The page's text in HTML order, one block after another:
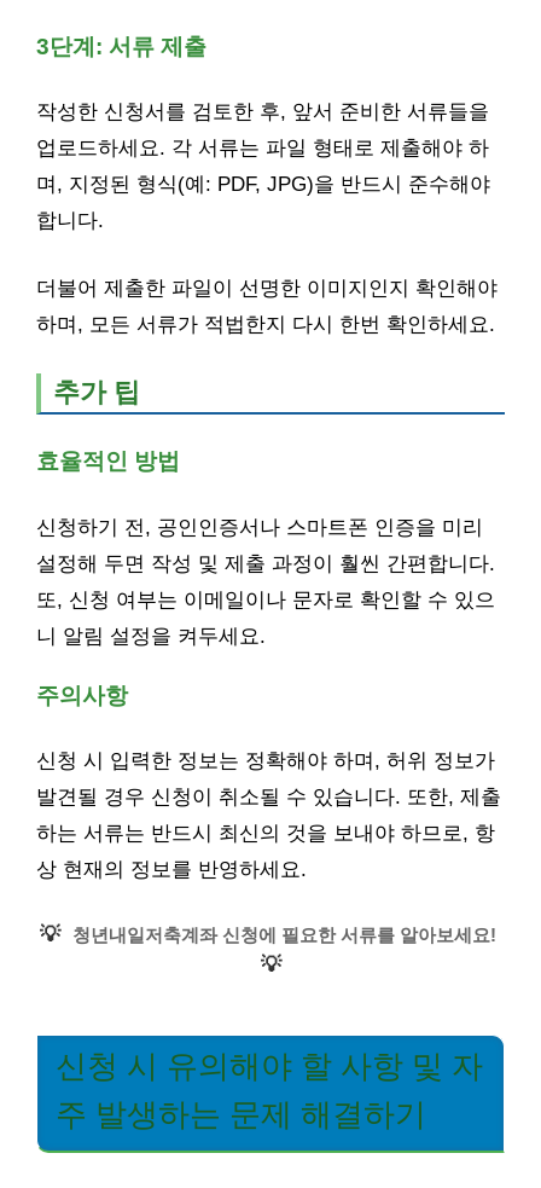
3단계: 서류 제출
작성한 신청서를 검토한 후, 앞서 준비한 서류들을
업로드하세요. 각 서류는 파일 형태로 제출해야 하
며, 지정된 형식(예: PDF, JPG)을 반드시 준수해야
합니다.
더불어 제출한 파일이 선명한 이미지인지 확인해야
하며, 모든 서류가 적법한지 다시 한번 확인하세요.
추가 팁
효율적인 방법
신청하기 전, 공인인증서나 스마트폰 인증을 미리
설정해 두면 작성 및 제출 과정이 훨씬 간편합니다.
또, 신청 여부는 이메일이나 문자로 확인할 수 있으
니 알림 설정을 켜두세요.
주의사항
신청 시 입력한 정보는 정확해야 하며, 허위 정보가
발견될 경우 신청이 취소될 수 있습니다. 또한, 제출
하는 서류는 반드시 최신의 것을 보내야 하므로, 항
상 현재의 정보를 반영하세요.
💡 청년내일저축계좌 신청에 필요한 서류를 알아보세요!
💡
신청 시 유의해야 할 사항 및 자
주 발생하는 문제 해결하기